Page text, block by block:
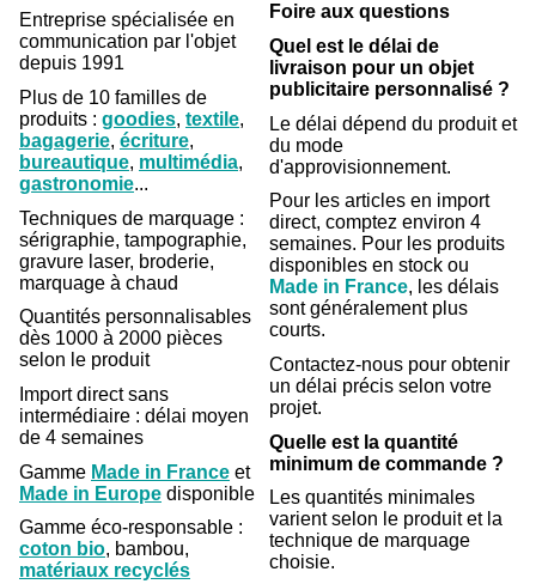
Entreprise spécialisée en
communication par l'objet
depuis 1991
Plus de 10 familles de
produits : goodies, textile,
bagagerie, écriture,
bureautique, multimédia,
gastronomie...
Techniques de marquage :
sérigraphie, tampographie,
gravure laser, broderie,
marquage à chaud
Quantités personnalisables
dès 1000 à 2000 pièces
selon le produit
Import direct sans
intermédiaire : délai moyen
de 4 semaines
Gamme Made in France et
Made in Europe disponible
Gamme éco-responsable :
coton bio, bambou,
matériaux recyclés
Foire aux questions
Quel est le délai de
livraison pour un objet
publicitaire personnalisé ?
Le délai dépend du produit et
du mode
d'approvisionnement.
Pour les articles en import
direct, comptez environ 4
semaines. Pour les produits
disponibles en stock ou
Made in France, les délais
sont généralement plus
courts.
Contactez-nous pour obtenir
un délai précis selon votre
projet.
Quelle est la quantité
minimum de commande ?
Les quantités minimales
varient selon le produit et la
technique de marquage
choisie.